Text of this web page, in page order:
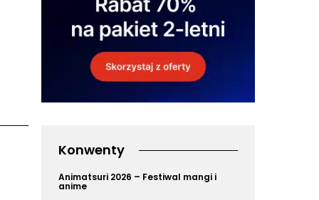
Konwenty
Animatsuri 2026 – Festiwal mangi i
anime